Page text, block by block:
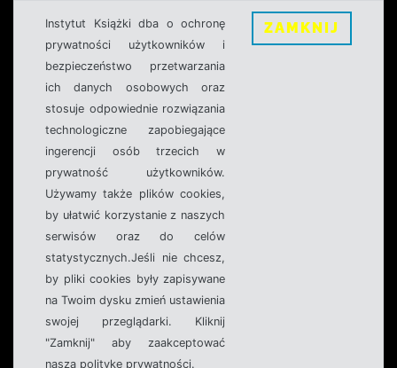
Instytut Książki dba o ochronę
prywatności użytkowników i
bezpieczeństwo przetwarzania
ich danych osobowych oraz
stosuje odpowiednie rozwiązania
technologiczne zapobiegające
ingerencji osób trzecich w
prywatność użytkowników.
Używamy także plików cookies,
by ułatwić korzystanie z naszych
serwisów oraz do celów
statystycznych.Jeśli nie chcesz,
by pliki cookies były zapisywane
na Twoim dysku zmień ustawienia
swojej przeglądarki. Kliknij
"Zamknij" aby zaakceptować
naszą politykę prywatności.
ZAMKNIJ